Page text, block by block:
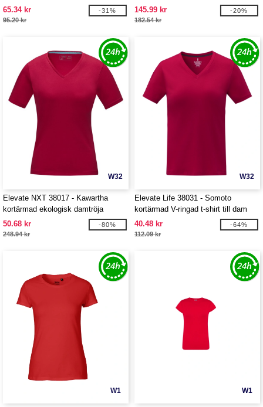
65.34 kr
95.20 kr
-31%
145.99 kr
182.54 kr
-20%
W32
Elevate NXT 38017 - Kawartha
kortärmad ekologisk damtröja
50.68 kr
248.94 kr
-80%
W32
Elevate Life 38031 - Somoto
kortärmad V-ringad t-shirt till dam
40.48 kr
112.09 kr
-64%
W1 W1